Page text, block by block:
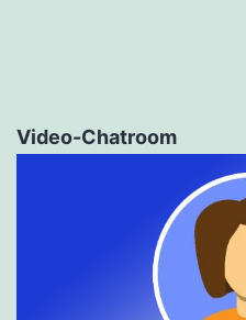
Video-Chatroom